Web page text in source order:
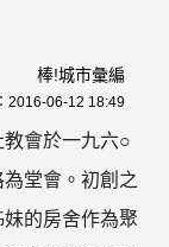
棒!城市彙編
2016-06-12 18:49
會於一九六○
堂會。初創之
的房舍作為聚